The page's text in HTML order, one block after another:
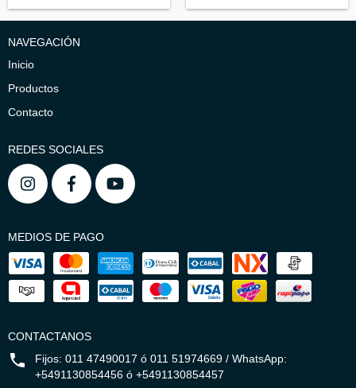
NAVEGACIÓN
Inicio
Productos
Contacto
REDES SOCIALES
MEDIOS DE PAGO
CONTACTANOS
Fijos: 011 47490017 ó 011 51974669 / WhatsApp:
+5491130854456 ó +5491130854457